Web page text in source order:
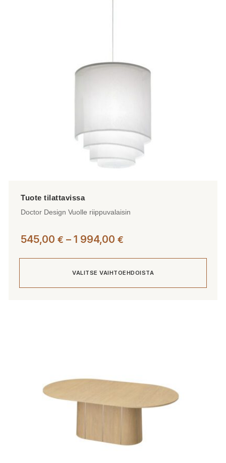
Doctor Design Vuolle riippuvalaisin
545,00 € – 1 994,00 €
1
994,00 €
VALITSE VAIHTOEHDOISTA